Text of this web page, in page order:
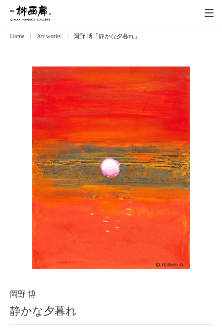
Exhibitions
Artists 作家
Art works
Catalog カタログ
Schedule スケジュール
会社案内
ブログ
Contact
Purchase assessment
Home Art works 岡野 博「静かな夕暮れ」
岡野 博
静かな夕暮れ